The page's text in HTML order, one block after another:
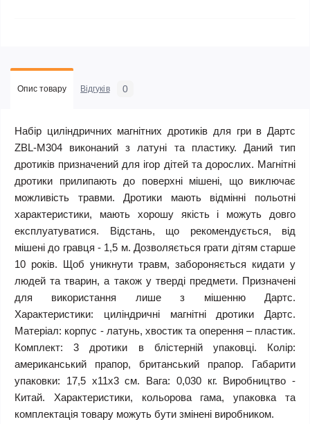
Опис товару Відгуків 0
Набір циліндричних магнітних дротиків для гри в Дартс
ZBL-M304 виконаний з латуні та пластику. Даний тип
дротиків призначений для ігор дітей та дорослих. Магнітні
дротики прилипають до поверхні мішені, що виключає
можливість травми. Дротики мають відмінні польотні
характеристики, мають хорошу якість і можуть довго
експлуатуватися. Відстань, що рекомендується, від
мішені до гравця - 1,5 м. Дозволяється грати дітям старше
10 років. Щоб уникнути травм, забороняється кидати у
людей та тварин, а також у тверді предмети. Призначені
для використання лише з мішенню Дартс.
Характеристики: циліндричні магнітні дротики Дартс.
Матеріал: корпус - латунь, хвостик та оперення – пластик.
Комплект: 3 дротики в блістерній упаковці. Колір:
американський прапор, британський прапор. Габарити
упаковки: 17,5 х11х3 см. Вага: 0,030 кг. Виробництво -
Китай. Характеристики, кольорова гама, упаковка та
комплектація товару можуть бути змінені виробником.